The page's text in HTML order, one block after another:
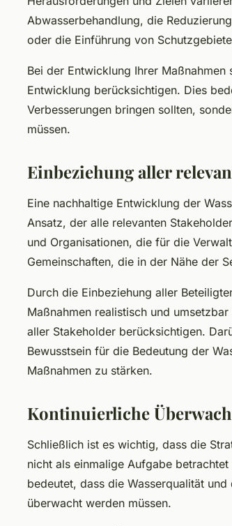
Abwasserbehandlung, die
oder die Einführung von
Bei der Entwicklung Ihrer
Entwicklung berücksichtigen. Dies
Verbesserungen bringen sollten,
müssen.
Einbeziehung aller
Eine nachhaltige Entwicklung der
Ansatz, der alle relevanten
und Organisationen, die für die
Gemeinschaften, die in der Nähe der
Durch die Einbeziehung aller
Maßnahmen realistisch und
aller Stakeholder berücksichtigen.
Bewusstsein für die Bedeutung der
Maßnahmen zu stärken.
Kontinuierliche
Schließlich ist es wichtig, dass die
nicht als einmalige Aufgabe
bedeutet, dass die Wasserqualität
überwacht werden müssen.